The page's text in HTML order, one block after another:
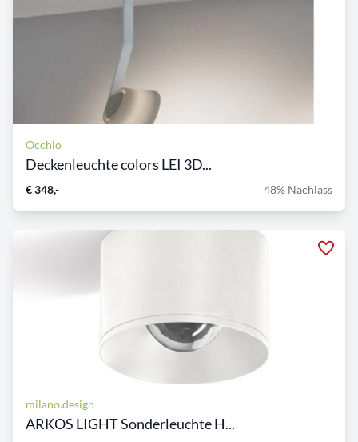
Occhio
Deckenleuchte colors LEI 3D...
€ 348,- 48% Nachlass
milano.design
ARKOS LIGHT Sonderleuchte H...